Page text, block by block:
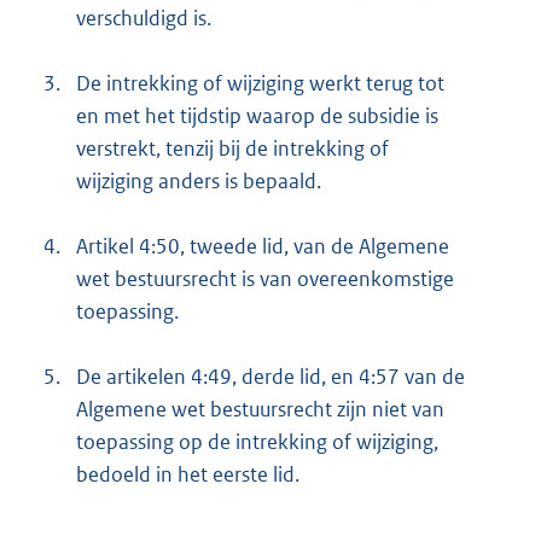
verschuldigd is.
3.
De intrekking of wijziging werkt terug tot
en met het tijdstip waarop de subsidie is
verstrekt, tenzij bij de intrekking of
wijziging anders is bepaald.
4. Artikel 4:50, tweede lid, van de Algemene
wet bestuursrecht is van overeenkomstige
toepassing.
5.
De artikelen 4:49, derde lid, en 4:57 van de
Algemene wet bestuursrecht zijn niet van
toepassing op de intrekking of wijziging,
bedoeld in het eerste lid.